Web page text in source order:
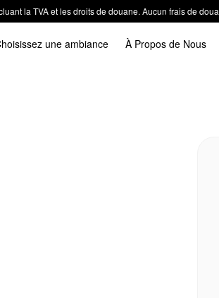
la TVA et les droits de douane. Aucun frais de
une ambiance À Propos de Nous